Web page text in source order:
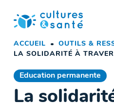
contenu
ACCUEIL
OUTILS &
LA SOLIDARITÉ À
Education permanente
La